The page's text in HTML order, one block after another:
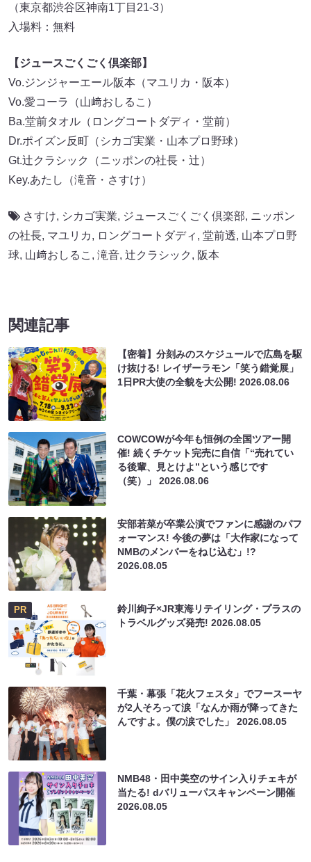
（東京都渋谷区神南1丁目21-3）
入場料：無料
【ジュースごくごく倶楽部】
Vo.ジンジャーエール阪本（マユリカ・阪本）
Vo.愛コーラ（山﨑おしるこ）
Ba.堂前タオル（ロングコートダディ・堂前）
Dr.ポイズン反町（シカゴ実業・山本プロ野球）
Gt.辻クラシック（ニッポンの社長・辻）
Key.あたし（滝音・さすけ）
さすけ, シカゴ実業, ジュースごくごく倶楽部, ニッポン
の社長, マユリカ, ロングコートダディ , 堂前透, 山本プロ野
球, 山﨑おしるこ , 滝音, 辻クラシック , 阪本
関連記事
【密着】分刻みのスケジュールで広島を駆
け抜ける! レイザーラモン「笑う錯覚展」
1日PR大使の全貌を大公開!2026.08.06
COWCOWが今年も恒例の全国ツアー開
催! 続くチケット完売に自信「“売れてい
る後輩、見とけよ”という感じです
（笑）」2026.08.06
安部若菜が卒業公演でファンに感謝のパフ
ォーマンス! 今後の夢は「大作家になって
NMBのメンバーをねじ込む」!?
2026.08.05
PR
鈴川絢子×JR東海リテイリング・プラスの
トラベルグッズ発売!2026.08.05
千葉・幕張「花火フェスタ」でフースーヤ
が2人そろって涙「なんか雨が降ってきた
んですよ。僕の涙でした」2026.08.05
NMB48・田中美空のサイン入りチェキが
当たる! dバリューパスキャンペーン開催
2026.08.05